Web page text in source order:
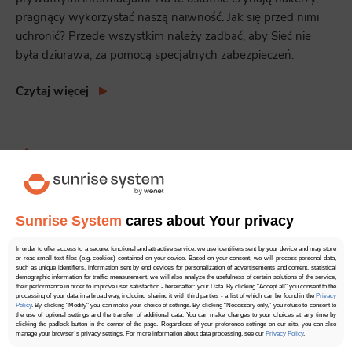
Sunrise System cares about Your privacy
In order to offer access to a secure, functional and attractive service, we use identifiers sent by your device and may store
or read small text files (e.g. cookies) contained on your device. Based on your consent, we will process personal data,
such as unique identifiers, information sent by end devices for personalization of advertisements and content, statistical
demographic information for traffic measurement, we will also analyze the usefulness of certain solutions of the service,
their performance in order to improve user satisfaction - hereinafter: your Data. By clicking "Accept all" you consent to the
processing of your data in a broad way, including sharing it with third parties - a list of which can be found in the Privacy
Policy. By clicking "Modify" you can make your choice of settings. By clicking "Necessary only," you refuse to consent to
the use of optional settings and the transfer of additional data. You can make changes to your choices at any time by
clicking the padlock button in the corner of the page. Regardless of your preference settings on our site, you can also
manage your browser`s privacy settings. For more information about data processing, see our Privacy Policy.
pragnący wykorzystać naszą naiwność. Jak się przed nimi
uchronić? Przede wszystkim należy zadbać, aby Sieć nie
była dziurawa, za pomocą specjalnych zabezpieczeń.
Czytaj więcej